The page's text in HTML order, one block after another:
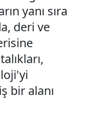
yanı sıra
deri ve
bir alanı